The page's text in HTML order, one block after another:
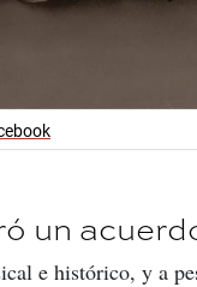
un
e histórico, y a